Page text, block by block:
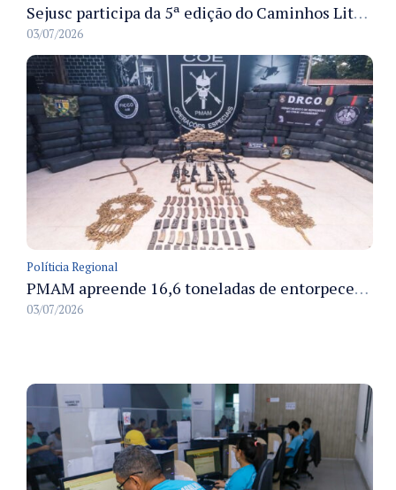
Sejusc participa da 5ª edição do Caminhos Literários com foco na cultura hip-hop nas unidades socioeducativas
03/07/2026
Políticia Regional
PMAM apreende 16,6 toneladas de entorpecentes e registra aumento nas prisões em flagrante e nas capturas de foragidos no primeiro semestre de 2026
03/07/2026